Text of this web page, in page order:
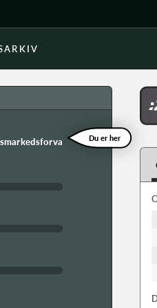
10. Kontor.
Du er her